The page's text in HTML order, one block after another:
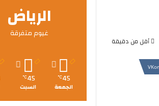
أقل من دقيقة
الرياض
غيوم متفرقة
45
℃
الجمعة
45
℃
السبت